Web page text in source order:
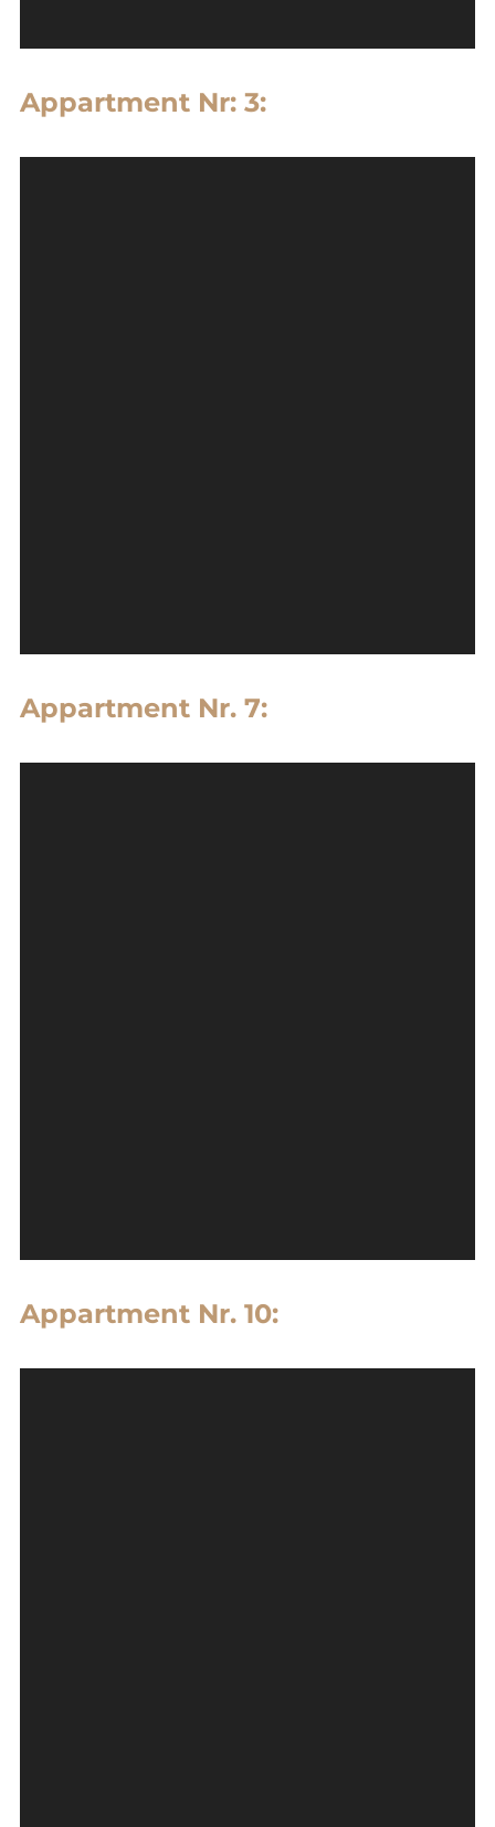
Appartment Nr: 3:
Appartment Nr. 7:
Appartment Nr. 10: